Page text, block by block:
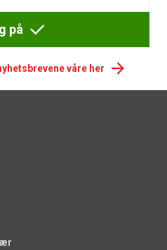
på
våre her